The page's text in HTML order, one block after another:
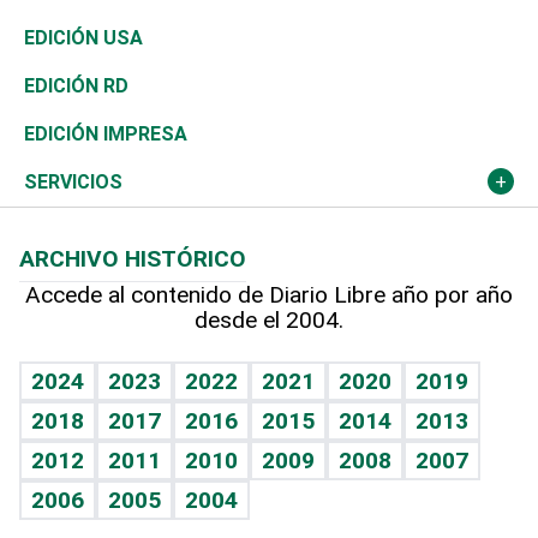
Reportajes
África
Ocenanía
Caribe
Resto del mundo
Vivienda
Telecom.
Global y variable
Economía personal
Buena Vida
Sociales
Novedades
Podcast Arte Libre
Hablando con el pediatra
Vida y familia
Eñe
Celebrando la vida
Sin complejos
Ciclismo
Tenis
Olimpismo
Más deportes
Línea de hit
BRV
TBT Deportivo
De buena tinta
En Directo
Frente al Statu Quo
El Espía
Más firmas
Tecnología
Historia
Despertando al gigante
Cambio climático
Economía
Revista
Deportes
Opinión
Hecho en casa
Guía del dinero
EDICIÓN USA
EDICIÓN RD
EDICIÓN IMPRESA
SERVICIOS
Cumpleaños
Horóscopos
Juegos
ARCHIVO HISTÓRICO
Accede al contenido de Diario Libre año por año
desde el 2004.
2024 2023 2022 2021 2020
2019
2018
2017 2016 2015 2014
2013
2012
2011 2010 2009 2008
2007
2006
2005 2004